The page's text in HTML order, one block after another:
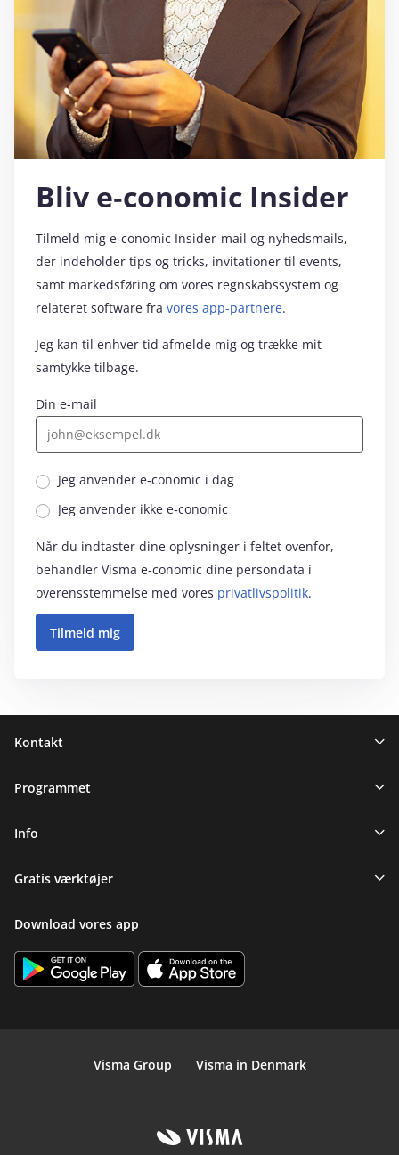
Bliv e‑conomic Insider
Tilmeld mig e‑conomic Insider-mail og nyhedsmails,
der indeholder tips og tricks, invitationer til events,
samt markedsføring om vores regnskabssystem og
relateret software fra vores app-partnere.
Jeg kan til enhver tid afmelde mig og trække mit
samtykke tilbage.
Din e-mail
Jeg anvender e‑conomic i dag
Jeg anvender ikke e‑conomic
Når du indtaster dine oplysninger i feltet ovenfor,
behandler Visma e‑conomic dine persondata i
overensstemmelse med vores privatlivspolitik.
Sidefod
Kontakt
Programmet
Info
Gratis værktøjer
Download vores app
Visma Group Visma in Denmark